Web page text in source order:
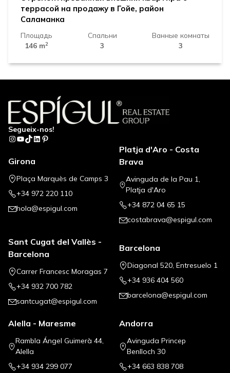
террасой на продажу в Гойе, район
Саламанка
Площадь
146 m2
Спальни
3
Ванные комнаты
3
Segueix-nos!
Instagram
YouTube
TikTok
LinkedIn
Pinterest
Girona
Plaça Marquès de Camps 3
+34 972 220 110
hola@espigul.com
Platja d'Aro - Costa
Brava
Avinguda de la Pau 1,
Platja d'Aro
+34 872 04 65 15
costabrava@espigul.com
Sant Cugat del Vallès -
Barcelona
Carrer Francesc Moragas 7
+34 932 700 782
santcugat@espigul.com
Barcelona
Diagonal 520, Entresuelo 1
+34 936 404 560
barcelona@espigul.com
Alella - Maresme
Rambla Ángel Guimerà 44,
Alella
+34 934 299 077
Andorra
Avinguda Princep
Benlloch 30
+34 663 838 708